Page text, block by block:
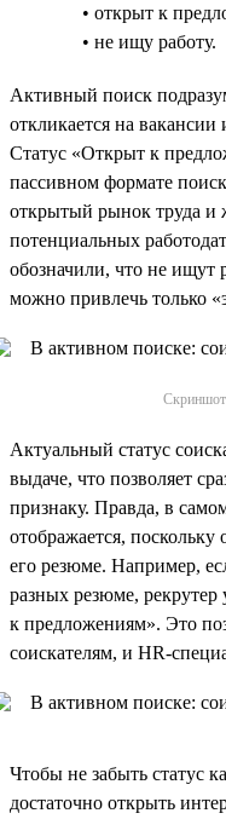
• открыт к
• не ищу работу.
Активный поиск
откликается на вакансии
Статус «Открыт к
пассивном формате
открытый рынок труда и
потенциальных
обозначили, что не ищут
можно привлечь только
Актуальный статус
выдаче, что позволяет
признаку. Правда, в
отображается,
его резюме. Например,
разных резюме,
к предложениям». Это
соискателям, и HR-
Чтобы не забыть статус
достаточно открыть